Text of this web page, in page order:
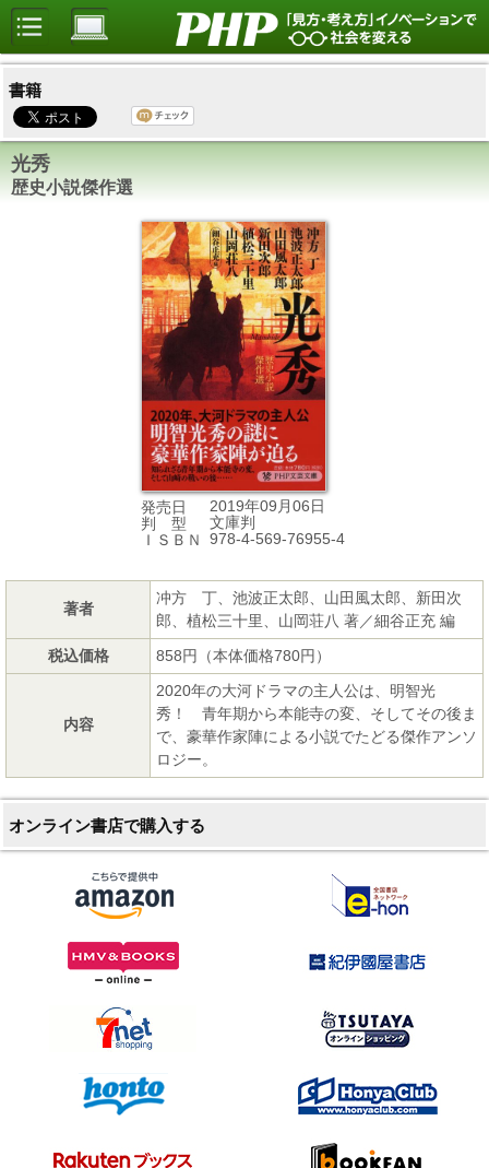
書籍
光秀
歴史小説傑作選
発売日
2019年09月06日
判 型
文庫判
ＩＳＢＮ
978-4-569-76955-4
著者
冲方 丁、池波正太郎、山田風太郎、新田次
郎、植松三十里、山岡荘八 著／細谷正充 編
税込価格
858円（本体価格780円）
内容
2020年の大河ドラマの主人公は、明智光
秀！ 青年期から本能寺の変、そしてその後ま
で、豪華作家陣による小説でたどる傑作アンソ
ロジー。
オンライン書店で購入する